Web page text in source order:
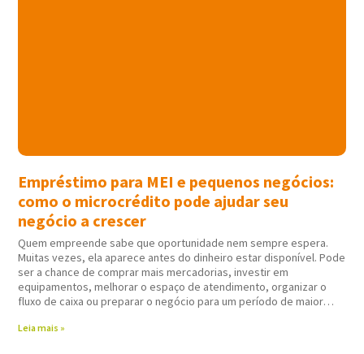
Empréstimo para MEI e pequenos negócios:
como o microcrédito pode ajudar seu
negócio a crescer
Quem empreende sabe que oportunidade nem sempre espera.
Muitas vezes, ela aparece antes do dinheiro estar disponível. Pode
ser a chance de comprar mais mercadorias, investir em
equipamentos, melhorar o espaço de atendimento, organizar o
fluxo de caixa ou preparar o negócio para um período de maior
Leia mais »